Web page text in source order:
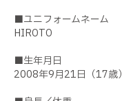
■ユニフォームネーム
HIROTO
■生年月日
2008年9月21日（17歳）